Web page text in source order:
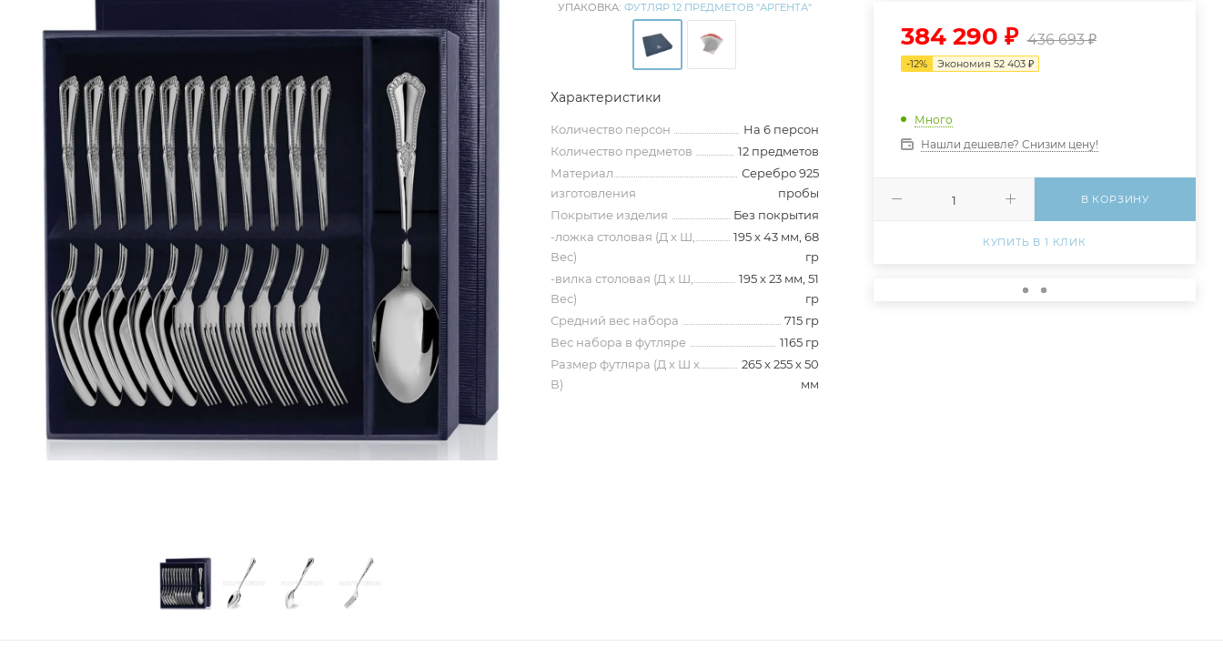
УПАКОВКА: ФУТЛЯР 12 ПРЕДМЕТОВ "АРГЕНТА"
Характеристики
Количество персон
На 6 персон
Количество предметов
12 предметов
Материал
изготовления
Серебро 925
пробы
Покрытие изделия
Без покрытия
-ложка столовая (Д х Ш,
Вес)
195 х 43 мм, 68
гр
-вилка столовая (Д х Ш,
Вес)
195 х 23 мм, 51
гр
Средний вес набора
715 гр
Вес набора в футляре
1165 гр
Размер футляра (Д х Ш х
В)
265 х 255 х 50
мм
384 290 ₽ 436 693₽
-12% Экономия 52 403₽
Много
Нашли дешевле? Снизим цену!
В КОРЗИНУ
КУПИТЬ В 1 КЛИК